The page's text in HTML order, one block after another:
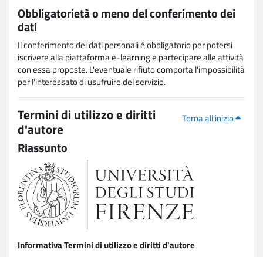
Obbligatorietà o meno del conferimento dei
dati
Il conferimento dei dati personali è obbligatorio per potersi
iscrivere alla piattaforma e-learning e partecipare alle attività
con essa proposte. L'eventuale rifiuto comporta l'impossibilità
per l'interessato di usufruire del servizio.
Torna all'inizio
Termini di utilizzo e diritti
d'autore
Riassunto
Informativa Termini di utilizzo e diritti d'autore